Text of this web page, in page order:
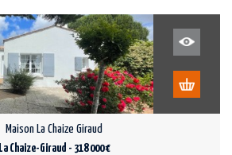
Maison La Chaize Giraud
La Chaize-Giraud - 318 000 €